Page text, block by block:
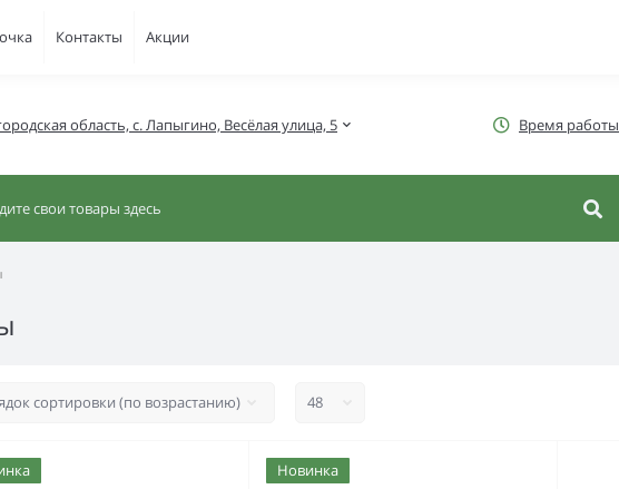
Контакты Акции
область, с. Лапыгино, Весёлая улица, 5 Время работы
Новинка